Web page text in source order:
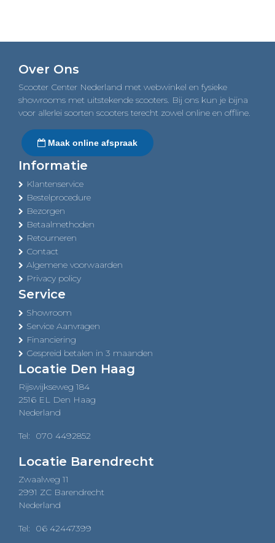
Over Ons
Scooter Center Nederland met webwinkel en fysieke
showrooms met uitstekende scooters. Bij ons kun je bijna
voor allerlei soorten scooters terecht zowel online en offline.
Maak online afspraak
Informatie
Klantenservice
Bestelprocedure
Bezorgen
Betaalmethoden
Retourneren
Contact
Algemene voorwaarden
Privacy policy
Service
Showroom
Service Aanvragen
Financiering
Gespreid betalen in 3 maanden
Locatie Den Haag
Rijswijkseweg 184
2516 EL Den Haag
Nederland
Tel: 070 4492852
Locatie Barendrecht
Zwaalweg 11
2991 ZC Barendrecht
Nederland
Tel: 06 42447399